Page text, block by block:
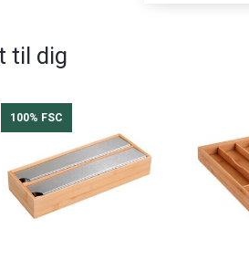
til dig
100% FSC